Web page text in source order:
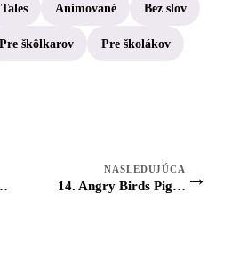
Animované Bez slov
Pre škôlkarov Pre školákov
Season 2- 1-6
NASLEDUJÚCA
14. Angry Birds Piggy Tales: Season 2- 13-20 →